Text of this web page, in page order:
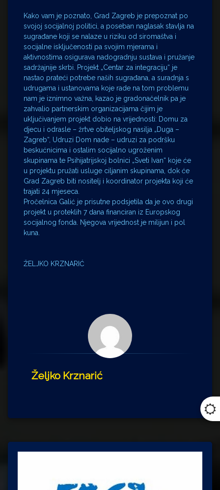
Kako vam je poznato, Grad Zagreb je prepoznat po
svojoj socijalnoj politici, a poseban naglasak stavlja na
sugrađane koji se nalaze u riziku od siromaštva i
socijalne isključenosti pa svojim mjerama i
aktivnostima osigurava nadogradnju sustava i pružanje
sadržajnije skrbi. Projekt „Centar za integraciju“ je
nastao prateći potrebe naših sugrađana, a suradnja s
udrugama i ustanovama koje rade na tom problemu
nam je iznimno važna, kazao je gradonačelnik pa je
zahvalio partnerskim organizacijama čijim je
uključivanjem projekt dobio na vrijednosti: Domu za
djecu i odrasle – žrtve obiteljskog nasilja „Duga –
Zagreb“, Udruzi Dom nade – udruzi za podršku
beskućnicima i ostalim socijalno ugroženim
skupinama te Psihijatrijskoj bolnici „Sveti Ivan“ koje će
u projektu pružati usluge ciljanim skupinama, dok će
Grad Zagreb biti nositelj i koordinator projekta koji će
trajati 24 mjeseca.
Pročelnica Galić je prisutne podsjetila da je ovo drugi
projekt u proteklih 7 dana financiran iz Europskog
socijalnog fonda. Njegova vrijednost je milijun i pol
kuna.
ŽELJKO KRZNARIĆ
Željko Krznarić